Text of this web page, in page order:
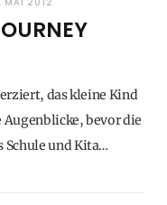
das kleine Kind
bevor die
Schule und Kita…